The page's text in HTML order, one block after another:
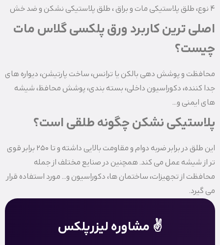
۴ نوع، طلق پلاستیکی مات و براق ، طلق پلاستیکی نشکن و ضد خش
اصلی ترین کاربرد ورق پلکسی گلاس مات
چیست؟
محافظت و پوشش دهی بالکن یا ترانس، ساخت پارتیشن، دیواره های
جدا کننده، دکوراسیون داخلی، بسته ‌بندی، پوشش محافظ، شیشه
‌های ایمنی و…
پلاستیکی نشکن چگونه طلقی است؟
این طلق در برابر ضربه دوام و مقاومت بالایی داشته و تا ۲۵۰ برابر قوی
‌تر از شیشه عمل می‌‌ کند. همچنین در صنایع مختلف از جمله
محافظت از تجهیزات، ساختمان ها، دکوراسیون و… مورد استفاده قرار
می ‌گیرد.
✌️ مشاوره لیزرپلکس